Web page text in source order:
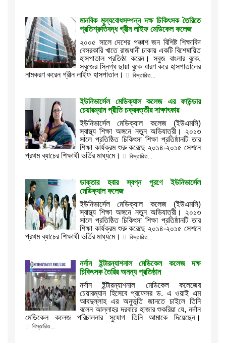
মানবিক মূল্যবোধসম্পন্ন দক্ষ চিকিৎসক তৈরিতে
প্রতিশ্রুতিবদ্ধ গ্রীন লাইফ মেডিকেল কলেজ
২০০৫ সালে দেশের পঞ্চাশ জন বিশিষ্ট শিক্ষাবিদ
বেসরকারি খাতে রাজধানী ঢাকায় একটি বিশেষায়িত
হাসপাতাল প্রতিষ্ঠা করেন। সবুজ বাংলার বুকে,
সবুজের স্নিগ্ধ ছায়া বুকে ধারণ করে হাসপাতালের
নামকরণ করেন গ্রীন লাইফ হাসপাতাল।
বিস্তারিত...
ইউনিভার্সেল মেডিক্যাল কলেজ এর ফাউন্ডার
চেয়ারম্যান প্রীতি চক্রবর্ত্তীর সাক্ষাৎকার
ইউনিভার্সেল মেডিক্যাল কলেজ (ইউএমসি)
স্বাস্থ্য শিক্ষা অঙ্গনে নতুন অভিযাত্রী। ২০১৩
সালে প্রতিষ্ঠিত চিকিৎসা শিক্ষা প্রতিষ্ঠানটি তার
শিক্ষা কার্যক্রম শুরু করেছে ২০১৪-২০১৫ সেশনে
প্রথম ব্যাচের শিক্ষার্থী ভর্তির মাধ্যমে।
বিস্তারিত...
ডাক্তার হবার স্বপ্ন পূরণে ইউনিভার্সেল
মেডিক্যাল কলেজ
ইউনিভার্সেল মেডিক্যাল কলেজ (ইউএমসি)
স্বাস্থ্য শিক্ষা অঙ্গনে নতুন অভিযাত্রী। ২০১৩
সালে প্রতিষ্ঠিত চিকিৎসা শিক্ষা প্রতিষ্ঠানটি তার
শিক্ষা কার্যক্রম শুরু করেছে ২০১৪-২০১৫ সেশনে
প্রথম ব্যাচের শিক্ষার্থী ভর্তির মাধ্যমে।
বিস্তারিত...
নর্দান ইন্টারন্যাশনাল মেডিকেল কলেজ দক্ষ
চিকিৎসক তৈরির অনন্য প্রতিষ্ঠান
নর্দান ইন্টারন্যাশনাল মেডিকেল কলেজের
চেয়ারম্যান হিসেবে প্রফেসর ড. এ ওয়াই এম
আবদুল্লাহ এর অনুভূতি জানতে চাইলে তিনি
বলেন আল্লাহর দরবারে হাজার শুকরিয়া যে, নর্দান
মেডিকেল কলেজ পরিচালনার সুযোগ তিনি আমাকে দিয়েছেন।
বিস্তারিত...